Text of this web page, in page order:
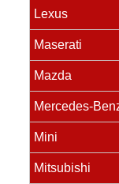
Lexus
Maserati
Mazda
Mercedes-
Mini
Mitsubishi